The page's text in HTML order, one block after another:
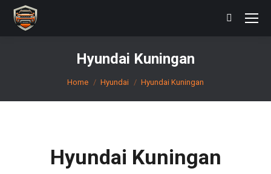
Search:
Hyundai Kuningan
You are here:
Home Hyundai Hyundai Kuningan
Hyundai Kuningan